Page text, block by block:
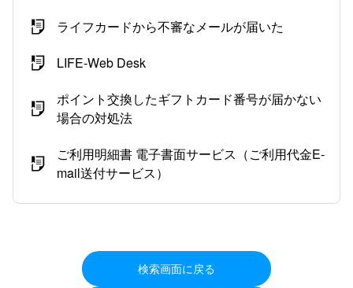
ライフカードから不審なメールが届いた
LIFE-Web Desk
ポイント交換したギフトカード番号が届かない
場合の対処法
ご利用明細書 電子書面サービス（ご利用代金E-
mail送付サービス）
検索画面に戻る